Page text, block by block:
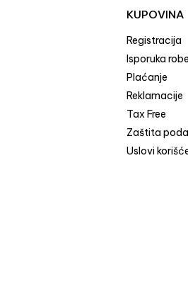
KUPOVINA
Registracija
Isporuka robe
Plaćanje
Reklamacije
Tax Free
Zaštita
Uslovi